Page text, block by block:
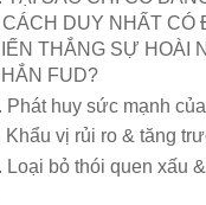
CÁCH DUY NHẤT CÓ
THẮNG SỰ HOÀI
FUD?
Phát huy sức mạnh
Khẩu vị rủi ro & tăng
Loại bỏ thói quen xấu